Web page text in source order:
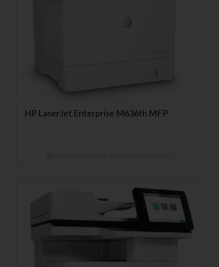
HP LaserJet Enterprise M636fh MFP